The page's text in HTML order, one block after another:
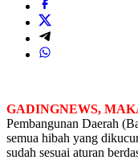
GADINGNEWS,
Pembangunan Daerah
semua hibah yang
sudah sesuai aturan